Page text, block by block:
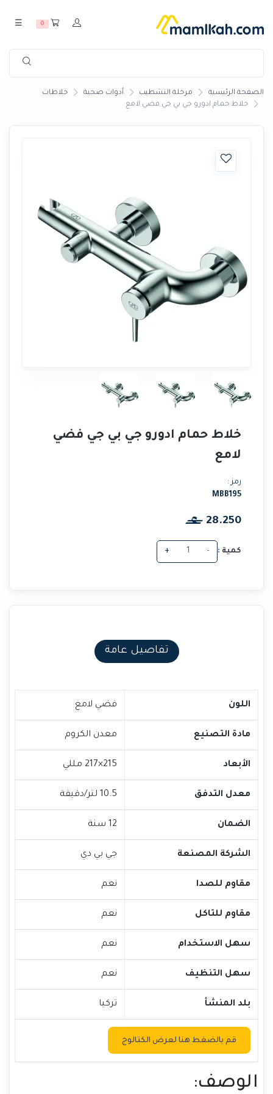
0
☰
الصفحة الرئيسية مرحلة التشطيب أدوات صحية
خلاطات
خلاط حمام ادورو جي بي جي فضي لامع
خلاط حمام ادورو جي بي جي فضي
لامع
رمز :
MBB195
28.250
كمية : -
+
تفاصيل عامة
اللون فضي لامع
مادة التصنيع معدن الكروم
الأبعاد 215×217 مللي
معدل التدفق 10.5 لتر/دقيقة
الضمان 12 سنة
الشركة المصنعة جي بي دي
مقاوم للصدا نعم
مقاوم للتاكل نعم
سهل الاستخدام نعم
سهل التنظيف نعم
بلد المنشأ تركيا
قم بالضغط هنا لعرض الكتالوج
الوصف: